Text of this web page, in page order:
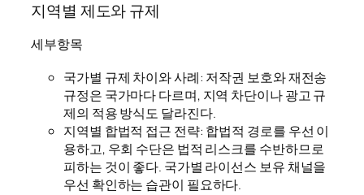
지역별 제도와 규제
세부항목
국가별 규제 차이와 사례: 저작권 보호와 재전송
규정은 국가마다 다르며, 지역 차단이나 광고 규
제의 적용 방식도 달라진다.
지역별 합법적 접근 전략: 합법적 경로를 우선 이
용하고, 우회 수단은 법적 리스크를 수반하므로
피하는 것이 좋다. 국가별 라이선스 보유 채널을
우선 확인하는 습관이 필요하다.